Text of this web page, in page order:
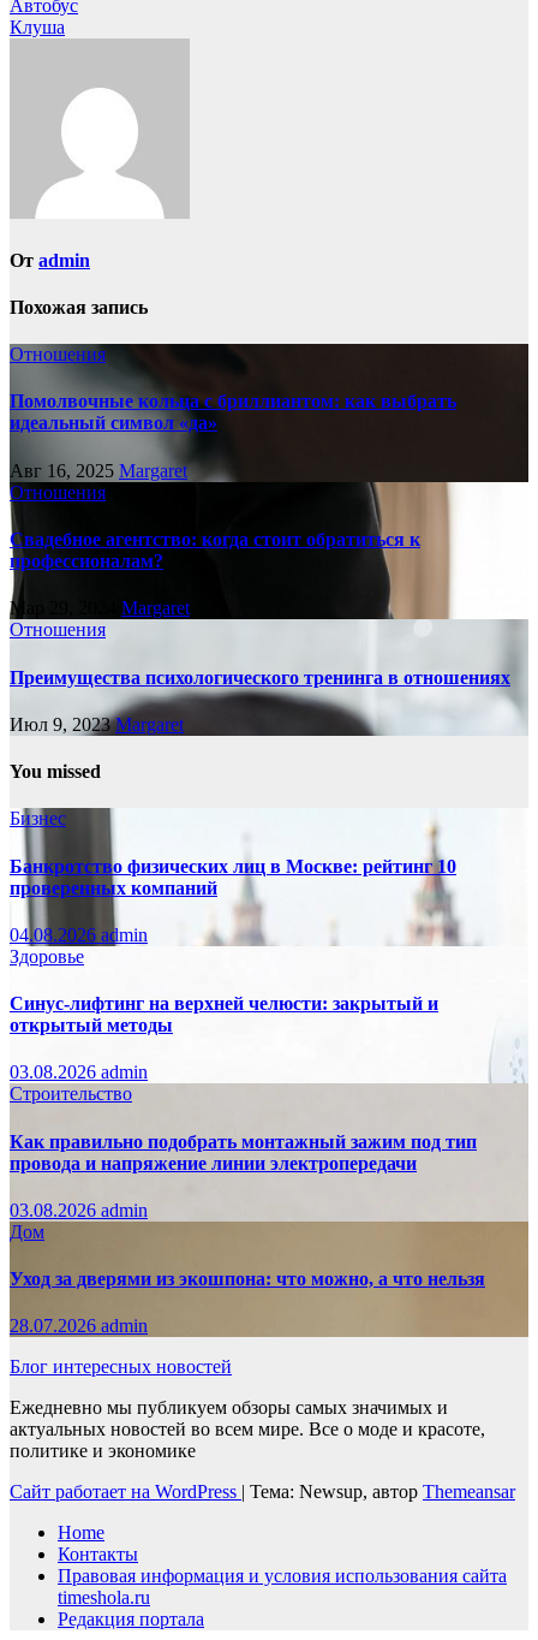
Навигация
по
Автобус
Клуша
От admin
Похожая запись
Отношения
Помолвочные кольца с бриллиантом: как выбрать
идеальный символ «да»
Авг 16, 2025 Margaret
Отношения
Свадебное агентство: когда стоит обратиться к
профессионалам?
Мар 29, 2024 Margaret
Отношения
Преимущества психологического тренинга в отношениях
Июл 9, 2023Margaret
You missed
Бизнес
Банкротство физических лиц в Москве: рейтинг 10
проверенных компаний
04.08.2026 admin
Здоровье
Синус-лифтинг на верхней челюсти: закрытый и
открытый методы
03.08.2026 admin
Строительство
Как правильно подобрать монтажный зажим под тип
провода и напряжение линии электропередачи
03.08.2026 admin
Дом
Уход за дверями из экошпона: что можно, а что нельзя
28.07.2026 admin
Блог интересных новостей
Ежедневно мы публикуем обзоры самых значимых и
актуальных новостей во всем мире. Все о моде и красоте,
политике и экономике
Сайт работает на WordPress
Тема: Newsup, автор Themeansar
Home
Контакты
Правовая информация и условия использования сайта
timeshola.ru
Редакция портала